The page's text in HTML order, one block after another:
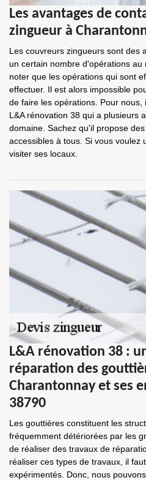
Les avantages de
zingueur à
Les couvreurs zingueurs sont des
un certain nombre d'opérations au
noter que les opérations qui sont
effectuer. Il est alors impossible
de faire les opérations. Pour
L&A rénovation 38 qui a plusieurs
domaine. Sachez qu'il propose
accessibles à tous. Si vous voulez
visiter ses locaux.
L&A rénovation 38 :
réparation des
Charantonnay et ses
38790
Les gouttières constituent les
fréquemment détériorées par les
de réaliser des travaux de
réaliser ces types de travaux, il
expérimentés. Donc, nous